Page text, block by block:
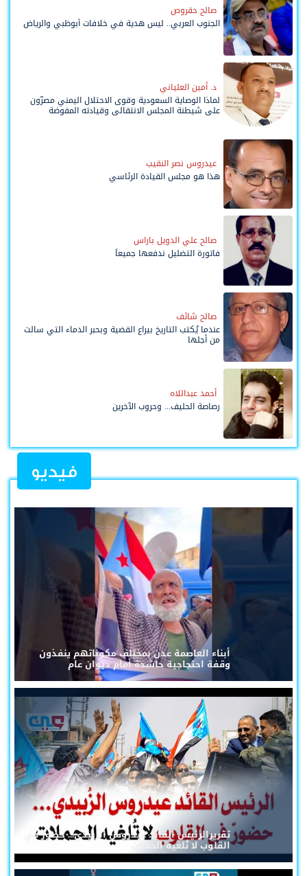
صالح حقروص
الجنوب العربي.. ليس هدية في خلافات أبوظبي والرياض
د. أمين العلياني
لماذا الوصاية السعودية وقوى الاحتلال اليمني مصرّون
على شيطنة المجلس الانتقالي وقيادته المفوضة
عيدروس نصر النقيب
هذا هو مجلس القيادة الرئاسي
صالح علي الدويل باراس
فاتورة التضليل ندفعها جميعاً
صالح شائف
عندما يُكتب التاريخ بيراع القضية وبحبر الدماء التي سالت
من أجلها
أحمد عبداللاه
رصاصة الحليف... وحروب الآخرين
فيديو
أبناء العاصمة عدن بمختلف مكوناتهم ينفذون
وقفة احتجاجية حاشدة أمام ديوان عام
تقريرالرئيس القائد عيدروس الزُبيدي... حضورٌ في
القلوب لا تُلغيه الحملات